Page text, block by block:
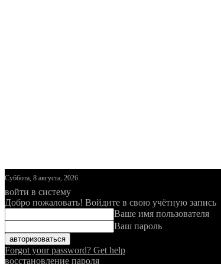
Суббота, 8 августа, 2026
войти в систему
Добро пожаловать! Войдите в свою учётную запись
Ваше имя пользователя
Ваш пароль
Forgot your password? Get help
восстановление пароля